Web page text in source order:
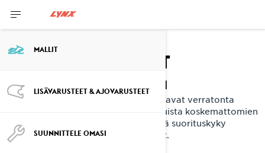
MALLIT
LISÄVARUSTEET & AJOVARUSTEET
SUUNNITTELE OMASI
Crossover-
moottorikelkat
VALLOITA TUNTEMATON
Lynx-crossover-moottorikelkat tarjoavat verratonta
monikäyttöisyyttä aina reittiseikkailuista koskemattomien
kairojen tutkimiseen. Hämmästyttävä suorituskyky
kohtaa ylivertaiset ajo-ominaisuudet.